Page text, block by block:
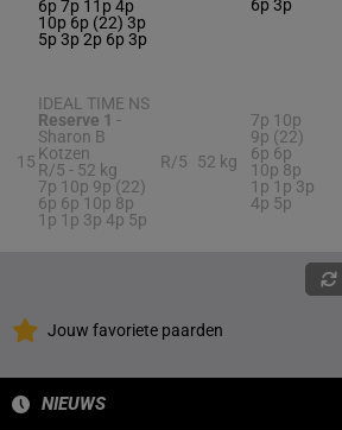
6p 7p 11p 4p
10p 6p (22) 3p
5p 3p 2p 6p 3p
6p 3p
15
IDEAL TIME NS
Reserve 1 -
Sharon B
Kotzen
R/5 - 52 kg
7p 10p 9p (22)
6p 6p 10p 8p
1p 1p 3p 4p 5p
R/5 52 kg
7p 10p
9p (22)
6p 6p
10p 8p
1p 1p 3p
4p 5p
Jouw favoriete paarden
NIEUWS